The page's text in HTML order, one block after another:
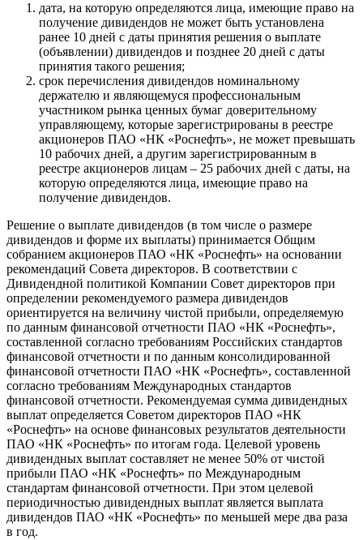
дата, на которую определяются лица, имеющие право на
получение дивидендов не может быть установлена
ранее 10 дней с даты принятия решения о выплате
(объявлении) дивидендов и позднее 20 дней с даты
принятия такого решения;
срок перечисления дивидендов номинальному
держателю и являющемуся профессиональным
участником рынка ценных бумаг доверительному
управляющему, которые зарегистрированы в реестре
акционеров ПАО «НК «Роснефть», не может превышать
10 рабочих дней, а другим зарегистрированным в
реестре акционеров лицам – 25 рабочих дней с даты, на
которую определяются лица, имеющие право на
получение дивидендов.
Решение о выплате дивидендов (в том числе о размере
дивидендов и форме их выплаты) принимается Общим
собранием акционеров ПАО «НК «Роснефть» на основании
рекомендаций Совета директоров. В соответствии с
Дивидендной политикой Компании Совет директоров при
определении рекомендуемого размера дивидендов
ориентируется на величину чистой прибыли, определяемую
по данным финансовой отчетности ПАО «НК «Роснефть»,
составленной согласно требованиям Российских стандартов
финансовой отчетности и по данным консолидированной
финансовой отчетности ПАО «НК «Роснефть», составленной
согласно требованиям Международных стандартов
финансовой отчетности. Рекомендуемая сумма дивидендных
выплат определяется Советом директоров ПАО «НК
«Роснефть» на основе финансовых результатов деятельности
ПАО «НК «Роснефть» по итогам года. Целевой уровень
дивидендных выплат составляет не менее 50% от чистой
прибыли ПАО «НК «Роснефть» по Международным
стандартам финансовой отчетности. При этом целевой
периодичностью дивидендных выплат является выплата
дивидендов ПАО «НК «Роснефть» по меньшей мере два раза
в год.